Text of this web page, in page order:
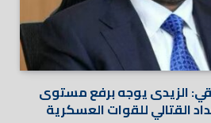
الزيدى يوجه برفع مستوى
القتالي للقوات العسكرية